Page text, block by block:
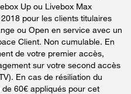
Up ou Livebox Max
pour les clients titulaires
ou Open en service avec un
Client. Non cumulable. En
de votre premier accès,
sur votre second accès
En cas de résiliation du
60€ appliqués pour cet